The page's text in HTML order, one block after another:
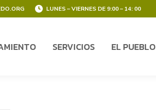
LUNES – VIERNES DE 9:00 – 14: 00
SERVICIOS EL PUEBLO
SERVICIOS EL PUEBLO